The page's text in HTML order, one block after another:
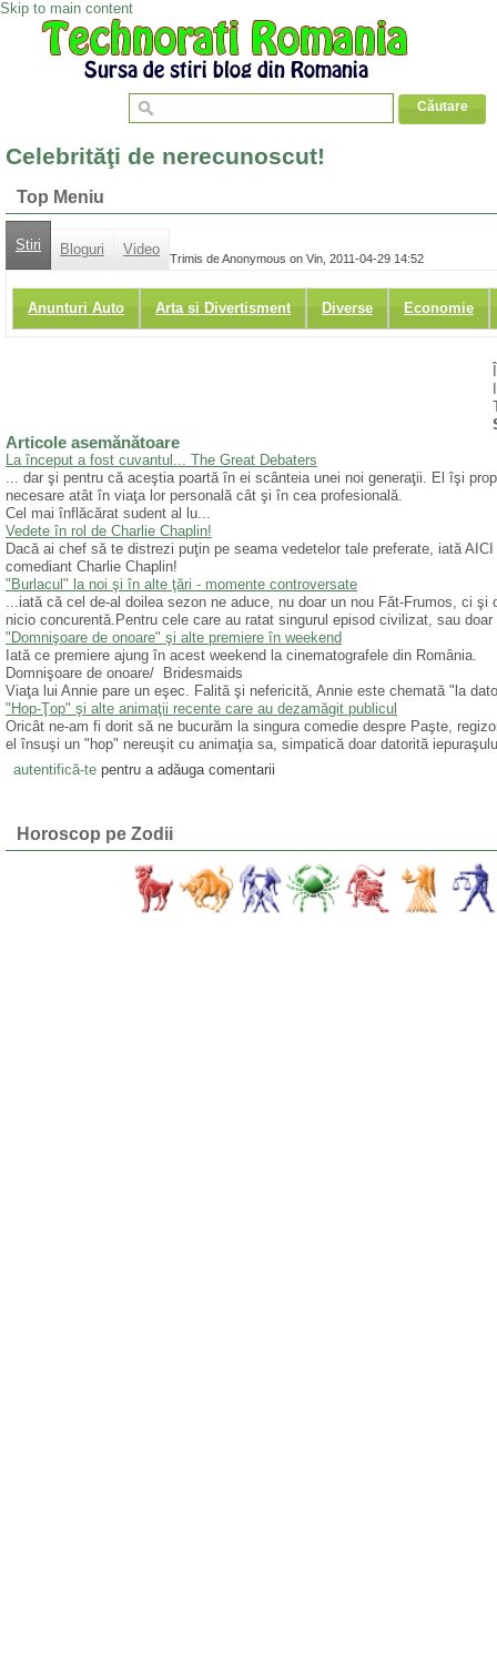
Skip to main content
Celebrităţi de nerecunoscut!
Top Meniu
Stiri Bloguri Video
Anunturi Auto Arta si Divertisment Diverse Economie
Trimis de Anonymous on Vin, 2011-04-29 14:52
Articole asemănătoare
La început a fost cuvantul... The Great Debaters
... dar şi pentru că aceştia poartă în ei scânteia unei noi generaţii. El îşi
necesare atât în viaţa lor personală cât şi în cea profesională.
Cel mai înflăcărat sudent al lu...
Vedete în rol de Charlie Chaplin!
Dacă ai chef să te distrezi puţin pe seama vedetelor tale preferate, iată
comediant Charlie Chaplin!
"Burlacul" la noi şi în alte ţări - momente controversate
...iată că cel de-al doilea sezon ne aduce, nu doar un nou Făt-Frumos, ci
nicio concurentă.Pentru cele care au ratat singurul episod civilizat, sau
"Domnişoare de onoare" şi alte premiere în weekend
Iată ce premiere ajung în acest weekend la cinematografele din România.
Domnişoare de onoare/ Bridesmaids
Viaţa lui Annie pare un eşec. Falită şi nefericită, Annie este chemată "la
"Hop-Ţop" şi alte animaţii recente care au dezamăgit publicul
Oricât ne-am fi dorit să ne bucurăm la singura comedie despre Paşte,
el însuşi un "hop" nereuşit cu animaţia sa, simpatică doar datorită
autentifică-tepentru a adăuga comentarii
Horoscop pe Zodii